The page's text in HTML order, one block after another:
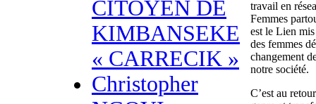
CITOYEN DE
KIMBANSEKE
« CARRECIK »
Christopher
travail en
Femmes
est le Lien
des femmes
changement
notre société.
C’est au